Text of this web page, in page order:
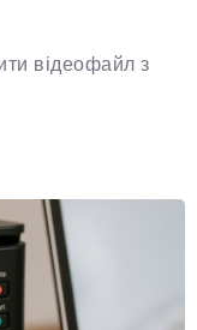
відеофайл з